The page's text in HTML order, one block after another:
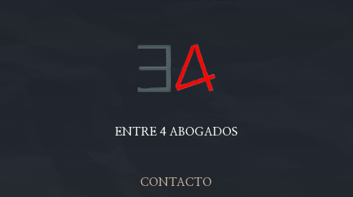
ENTRE 4 ABOGADOS
CONTACTO